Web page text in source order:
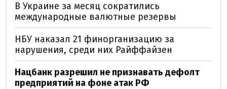
В Украине за месяц сократились
международные валютные резервы
НБУ наказал 21 финорганизацию за
нарушения, среди них Райффайзен
Нацбанк разрешил не признавать дефолт
предприятий на фоне атак РФ